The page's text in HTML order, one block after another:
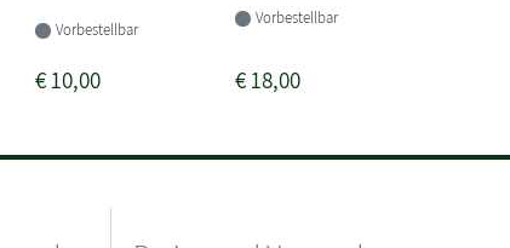
Vorbestellbar
€10,00
Vorbestellbar
€18,00